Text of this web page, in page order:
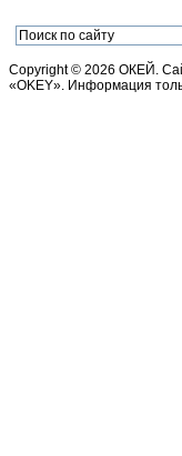
Copyright © 2026 ОКЕЙ.
«OKEY». Информация